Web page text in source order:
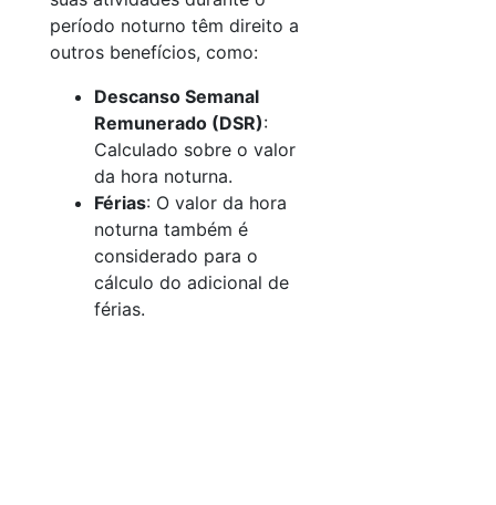
período noturno têm direito a
outros benefícios, como:
Descanso Semanal
Remunerado (DSR):
Calculado sobre o valor
da hora noturna.
Férias: O valor da hora
noturna também é
considerado para o
cálculo do adicional de
férias.